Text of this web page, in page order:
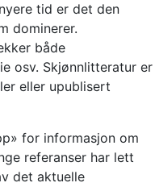
tid er det den
dominerer.
både
osv. Skjønnlitteratur er
eller upublisert
for informasjon om
referanser har lett
det aktuelle